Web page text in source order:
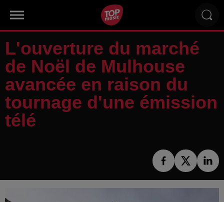
L'ouverture du marché
de Noël de Mulhouse
avancée en raison du
tournage d'une émission
télé